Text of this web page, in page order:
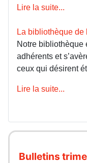
Lire la suite...
La bibliothèque de
Notre bibliothèque
adhérents et
ceux qui désirent
Lire la suite...
Bulletins